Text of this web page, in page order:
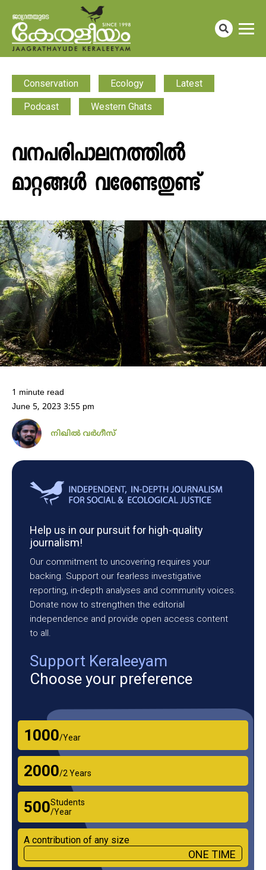
Conservation Ecology Latest
Podcast Western Ghats
വനപരിപാലനത്തിൽ
മാറ്റങ്ങൾ വരേണ്ടതുണ്ട്
1 minute read
June 5, 2023 3:55 pm
നിഖില്‍ വര്‍ഗീസ്‌
Help us in our pursuit for high-quality
journalism!
Our commitment to uncovering requires your
backing. Support our fearless investigative
reporting, in-depth analyses and community voices.
Donate now to strengthen the editorial
independence and provide open access content
to all.
Support Keraleeyam
Choose your preference
₹1000/Year
₹2000/2 Years
₹500Students
/Year
A contribution of any size
ONE TIME